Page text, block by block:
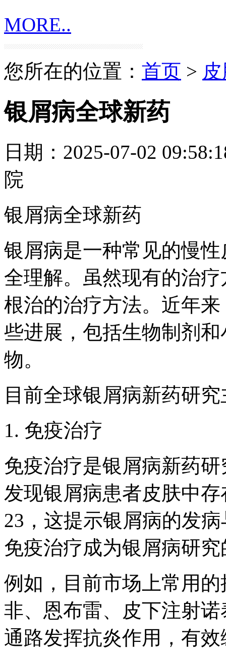
MORE..
您所在的位置： 首页 >
银屑病全球新药
日期：2025-07-02
院
银屑病全球新药
银屑病是一种常见的慢
全理解。虽然现有的治
根治的治疗方法。近年
些进展，包括生物制剂
物。
目前全球银屑病新药研
1. 免疫治疗
免疫治疗是银屑病新药
发现银屑病患者皮肤中
23，这提示银屑病的发
免疫治疗成为银屑病研
例如，目前市场上常用
非、恩布雷、皮下注射
通路发挥抗炎作用，有